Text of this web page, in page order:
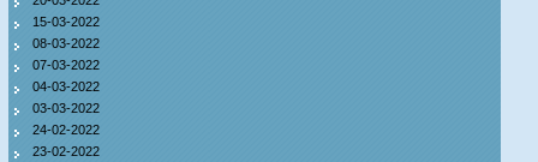
15-03-2022
08-03-2022
07-03-2022
04-03-2022
03-03-2022
24-02-2022
23-02-2022